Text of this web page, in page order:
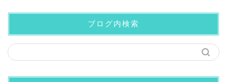
ブログ内検索